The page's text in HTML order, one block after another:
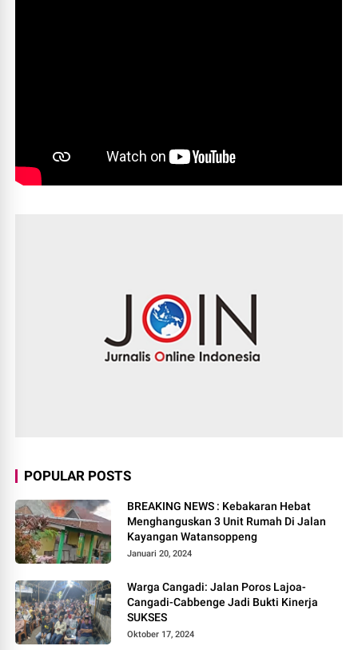
POPULAR POSTS
BREAKING NEWS : Kebakaran Hebat
Menghanguskan 3 Unit Rumah Di Jalan
Kayangan Watansoppeng
Januari 20, 2024
Warga Cangadi: Jalan Poros Lajoa-
Cangadi-Cabbenge Jadi Bukti Kinerja
SUKSES
Oktober 17, 2024